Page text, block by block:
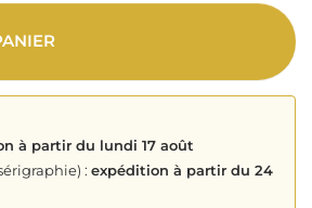
à partir du lundi 17 août
: expédition à partir du 24